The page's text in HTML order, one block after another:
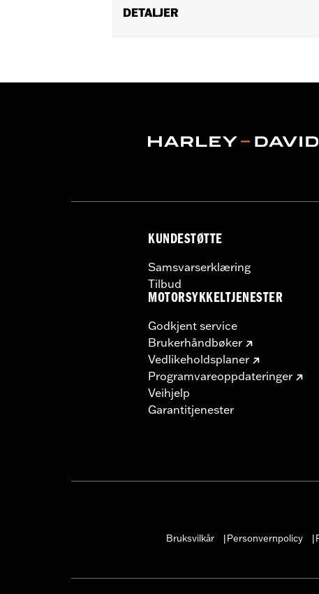
DETALJER
Sold In Units:Each
KUNDESTØTTE
Samsvarserklæring
Tilbud
MOTORSYKKELTJENESTER
Godkjent service
Brukerhåndbøker
Vedlikeholdsplaner
Programvareoppdateringer
Veihjelp
Garantitjenester
Bruksvilkår
Personvernpolicy